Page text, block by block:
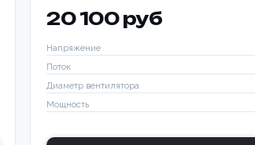
20 100 руб
Напряжение
Поток
Диаметр вентилятора
Мощность